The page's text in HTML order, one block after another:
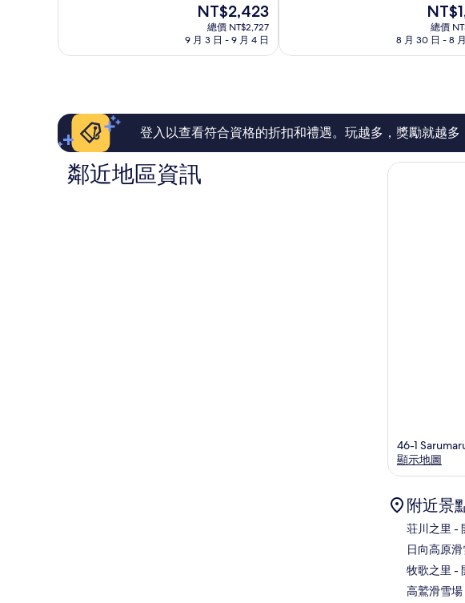
好
則
論
現
價
NT$2,423
總價 NT$2,727
9 月 3 日 - 9 月 4 日
棒
評
論
現
在
價
總價
8 月 30 日 - 8
登入以查看符合資格的折扣和禮遇。玩越多，獎勵就越多
鄰近地區資訊
46-1
顯示地圖
附近景
荘川之里 -
日向高原
牧歌之里 -
高鷲滑雪場